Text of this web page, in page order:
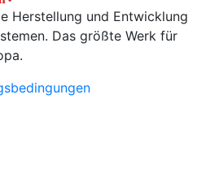
Herstellung und Entwicklung
Das größte Werk für